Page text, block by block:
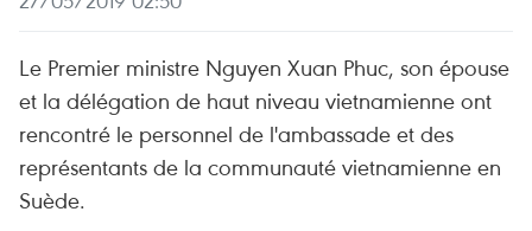
Le Premier ministre Nguyen Xuan Phuc, son épouse
et la délégation de haut niveau vietnamienne ont
rencontré le personnel de l'ambassade et des
représentants de la communauté vietnamienne en
Suède.